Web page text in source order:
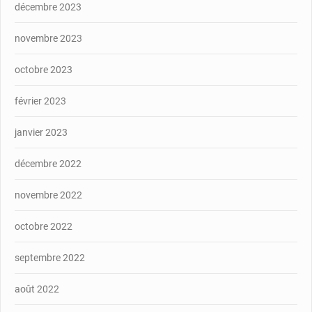
décembre 2023
novembre 2023
octobre 2023
février 2023
janvier 2023
décembre 2022
novembre 2022
octobre 2022
septembre 2022
août 2022